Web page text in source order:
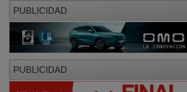
PUBLICIDAD
PUBLICIDAD